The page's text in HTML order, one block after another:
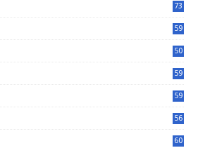
73
59
50
59
59
56
60